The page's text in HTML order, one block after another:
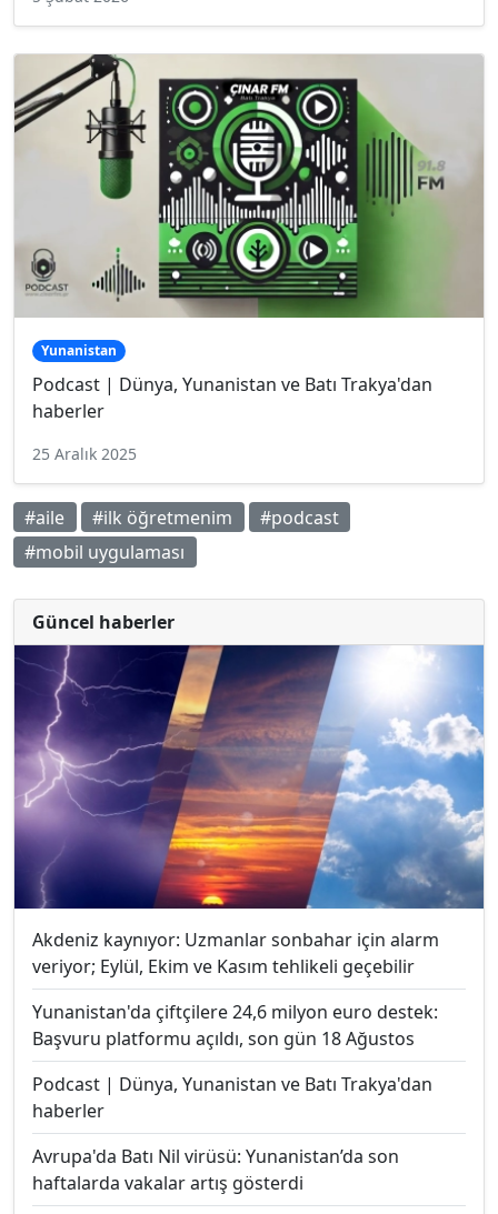
Yunanistan
Podcast | Dünya, Yunanistan ve Batı Trakya'dan
haberler
25 Aralık 2025
#aile #ilk öğretmenim
#podcast
#mobil uygulaması
Güncel haberler
Akdeniz kaynıyor: Uzmanlar sonbahar için alarm
veriyor; Eylül, Ekim ve Kasım tehlikeli geçebilir
Yunanistan'da çiftçilere 24,6 milyon euro destek:
Başvuru platformu açıldı, son gün 18 Ağustos
Podcast | Dünya, Yunanistan ve Batı Trakya'dan
haberler
Avrupa'da Batı Nil virüsü: Yunanistan’da son
haftalarda vakalar artış gösterdi